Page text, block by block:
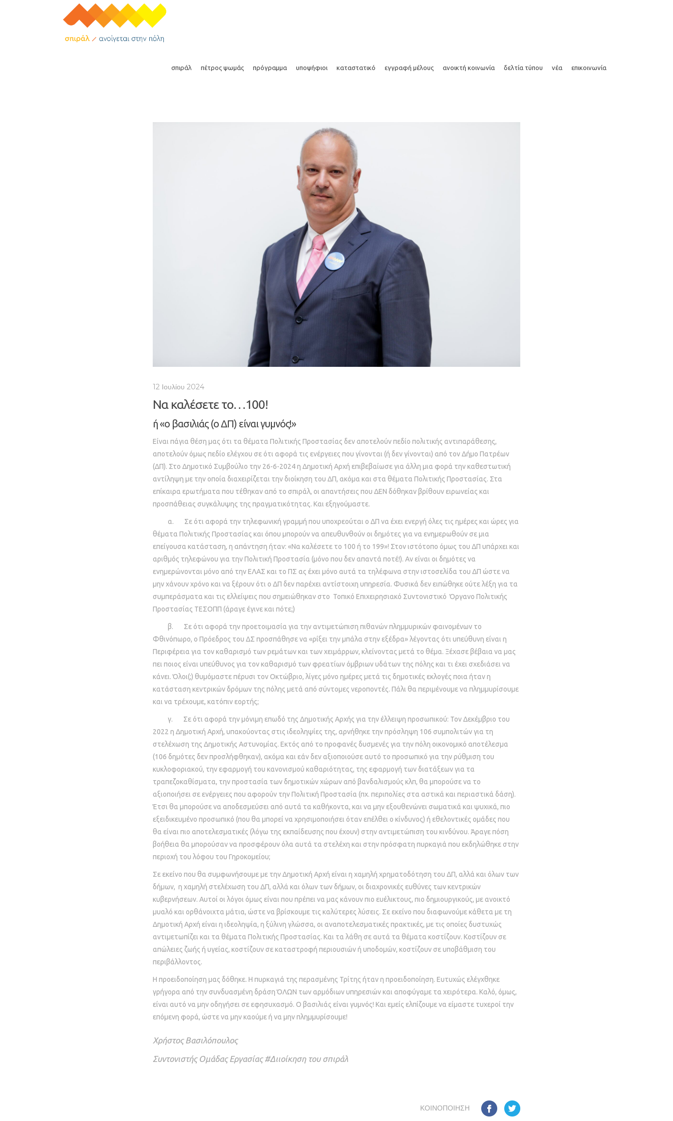
σπιράλ πέτρος ψωμάς πρόγραμμα υποψήφιοι καταστατικό εγγραφή μέλους ανοικτή κοινωνία δελτία τύπου νέα επικοινωνία
12 Ιουλίου 2024
Να καλέσετε το…100!
ή «ο βασιλιάς (ο ΔΠ) είναι γυμνός!»
Είναι πάγια θέση μας ότι τα θέματα Πολιτικής Προστασίας δεν αποτελούν πεδίο πολιτικής αντιπαράθεσης,
αποτελούν όμως πεδίο ελέγχου σε ότι αφορά τις ενέργειες που γίνονται (ή δεν γίνονται) από τον Δήμο Πατρέων
(ΔΠ). Στο Δημοτικό Συμβούλιο την 26-6-2024 η Δημοτική Αρχή επιβεβαίωσε για άλλη μια φορά την καθεστωτική
αντίληψη με την οποία διαχειρίζεται την διοίκηση του ΔΠ, ακόμα και στα θέματα Πολιτικής Προστασίας. Στα
επίκαιρα ερωτήματα που τέθηκαν από το σπιράλ, οι απαντήσεις που ΔΕΝ δόθηκαν βρίθουν ειρωνείας και
προσπάθειας συγκάλυψης της πραγματικότητας. Και εξηγούμαστε.
α. Σε ότι αφορά την τηλεφωνική γραμμή που υποχρεούται ο ΔΠ να έχει ενεργή όλες τις ημέρες και ώρες για
θέματα Πολιτικής Προστασίας και όπου μπορούν να απευθυνθούν οι δημότες για να ενημερωθούν σε μια
επείγουσα κατάσταση, η απάντηση ήταν: «Να καλέσετε το 100 ή το 199»! Στον ιστότοπο όμως του ΔΠ υπάρχει και
αριθμός τηλεφώνου για την Πολιτική Προστασία (μόνο που δεν απαντά ποτέ!). Αν είναι οι δημότες να
ενημερώνονται μόνο από την ΕΛΑΣ και το ΠΣ ας έχει μόνο αυτά τα τηλέφωνα στην ιστοσελίδα του ΔΠ ώστε να
μην χάνουν χρόνο και να ξέρουν ότι ο ΔΠ δεν παρέχει αντίστοιχη υπηρεσία. Φυσικά δεν ειπώθηκε ούτε λέξη για τα
συμπεράσματα και τις ελλείψεις που σημειώθηκαν στο Τοπικό Επιχειρησιακό Συντονιστικό Όργανο Πολιτικής
Προστασίας ΤΕΣΟΠΠ (άραγε έγινε και πότε;)
β. Σε ότι αφορά την προετοιμασία για την αντιμετώπιση πιθανών πλημμυρικών φαινομένων το
Φθινόπωρο, ο Πρόεδρος του ΔΣ προσπάθησε να «ρίξει την μπάλα στην εξέδρα» λέγοντας ότι υπεύθυνη είναι η
Περιφέρεια για τον καθαρισμό των ρεμάτων και των χειμάρρων, κλείνοντας μετά το θέμα. Ξέχασε βέβαια να μας
πει ποιος είναι υπεύθυνος για τον καθαρισμό των φρεατίων όμβριων υδάτων της πόλης και τι έχει σχεδιάσει να
κάνει. Όλοι(;) θυμόμαστε πέρυσι τον Οκτώβριο, λίγες μόνο ημέρες μετά τις δημοτικές εκλογές ποια ήταν η
κατάσταση κεντρικών δρόμων της πόλης μετά από σύντομες νεροποντές. Πάλι θα περιμένουμε να πλημμυρίσουμε
και να τρέχουμε, κατόπιν εορτής;
γ. Σε ότι αφορά την μόνιμη επωδό της Δημοτικής Αρχής για την έλλειψη προσωπικού: Τον Δεκέμβριο του
2022 η Δημοτική Αρχή, υπακούοντας στις ιδεοληψίες της, αρνήθηκε την πρόσληψη 106 συμπολιτών για τη
στελέχωση της Δημοτικής Αστυνομίας. Εκτός από το προφανές δυσμενές για την πόλη οικονομικό αποτέλεσμα
(106 δημότες δεν προσλήφθηκαν), ακόμα και εάν δεν αξιοποιούσε αυτό το προσωπικό για την ρύθμιση του
κυκλοφοριακού, την εφαρμογή του κανονισμού καθαριότητας, της εφαρμογή των διατάξεων για τα
τραπεζοκαθίσματα, την προστασία των δημοτικών χώρων από βανδαλισμούς κλπ, θα μπορούσε να το
αξιοποιήσει σε ενέργειες που αφορούν την Πολιτική Προστασία (πχ. περιπολίες στα αστικά και περιαστικά δάση).
Έτσι θα μπορούσε να αποδεσμεύσει από αυτά τα καθήκοντα, και να μην εξουθενώνει σωματικά και ψυχικά, πιο
εξειδικευμένο προσωπικό (που θα μπορεί να χρησιμοποιήσει όταν επέλθει ο κίνδυνος) ή εθελοντικές ομάδες που
θα είναι πιο αποτελεσματικές (λόγω της εκπαίδευσης που έχουν) στην αντιμετώπιση του κινδύνου. Άραγε πόση
βοήθεια θα μπορούσαν να προσφέρουν όλα αυτά τα στελέχη και στην πρόσφατη πυρκαγιά που εκδηλώθηκε στην
περιοχή του λόφου του Γηροκομείου;
Σε εκείνο που θα συμφωνήσουμε με την Δημοτική Αρχή είναι η χαμηλή χρηματοδότηση του ΔΠ, αλλά και όλων των
δήμων, η χαμηλή στελέχωση του ΔΠ, αλλά και όλων των δήμων, οι διαχρονικές ευθύνες των κεντρικών
κυβερνήσεων. Αυτοί οι λόγοι όμως είναι που πρέπει να μας κάνουν πιο ευέλικτους, πιο δημιουργικούς, με ανοικτό
μυαλό και ορθάνοιχτα μάτια, ώστε να βρίσκουμε τις καλύτερες λύσεις. Σε εκείνο που διαφωνούμε κάθετα με τη
Δημοτική Αρχή είναι η ιδεοληψία, η ξύλινη γλώσσα, οι αναποτελεσματικές πρακτικές, με τις οποίες δυστυχώς
αντιμετωπίζει και τα θέματα Πολιτικής Προστασίας. Και τα λάθη σε αυτά τα θέματα κοστίζουν. Κοστίζουν σε
απώλειες ζωής ή υγείας, κοστίζουν σε καταστροφή περιουσιών ή υποδομών, κοστίζουν σε υποβάθμιση του
περιβάλλοντος.
Η προειδοποίηση μας δόθηκε. Η πυρκαγιά της περασμένης Τρίτης ήταν η προειδοποίηση. Ευτυχώς ελέγχθηκε
γρήγορα από την συνδυασμένη δράση ΌΛΩΝ των αρμόδιων υπηρεσιών και αποφύγαμε τα χειρότερα. Καλό, όμως,
είναι αυτό να μην οδηγήσει σε εφησυχασμό. Ο βασιλιάς είναι γυμνός! Και εμείς ελπίζουμε να είμαστε τυχεροί την
επόμενη φορά, ώστε να μην καούμε ή να μην πλημμυρίσουμε!
Χρήστος Βασιλόπουλος
Συντονιστής Ομάδας Εργασίας #Διιοίκηση του σπιράλ
ΚΟΙΝΟΠΟΊΗΣΗ